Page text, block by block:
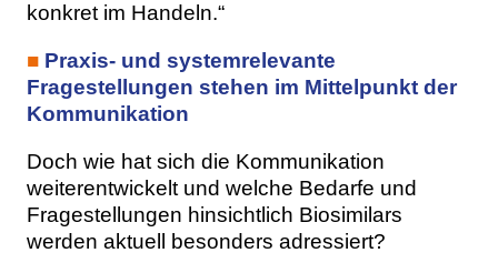
konkret im Handeln.“
■ Praxis- und systemrelevante
Fragestellungen stehen im Mittelpunkt der
Kommunikation
Doch wie hat sich die Kommunikation
weiterentwickelt und welche Bedarfe und
Fragestellungen hinsichtlich Biosimilars
werden aktuell besonders adressiert?